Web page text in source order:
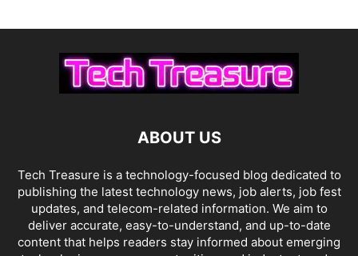
ABOUT US
Tech Treasure is a technology-focused blog dedicated to
publishing the latest technology news, job alerts, job fest
updates, and telecom-related information. We aim to
deliver accurate, easy-to-understand, and up-to-date
content that helps readers stay informed about emerging